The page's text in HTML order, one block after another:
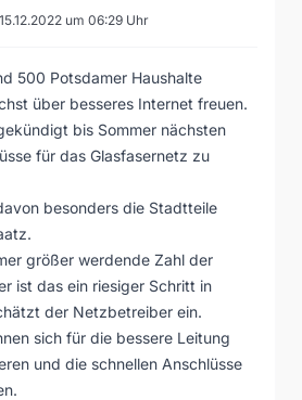
um 06:29 Uhr
500 Potsdamer Haushalte
über besseres Internet freuen.
bis Sommer nächsten
für das Glasfasernetz zu
besonders die Stadtteile
größer werdende Zahl der
ist das ein riesiger Schritt in
der Netzbetreiber ein.
sich für die bessere Leitung
und die schnellen Anschlüsse